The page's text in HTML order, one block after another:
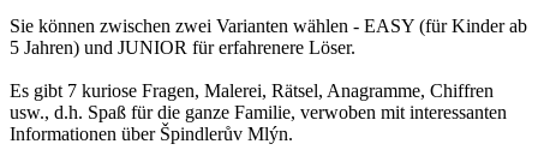
Sie können zwischen zwei Varianten wählen - EASY (für Kinder ab
5 Jahren) und JUNIOR für erfahrenere Löser.
Es gibt 7 kuriose Fragen, Malerei, Rätsel, Anagramme, Chiffren
usw., d.h. Spaß für die ganze Familie, verwoben mit interessanten
Informationen über Špindlerův Mlýn.